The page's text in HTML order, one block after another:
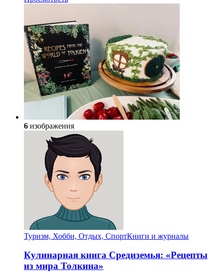
6 изображения
Туризм, Хобби, Отдых, СпортКниги и журналы
Кулинарная книга Средиземья: «Рецепты
из мира Толкина»